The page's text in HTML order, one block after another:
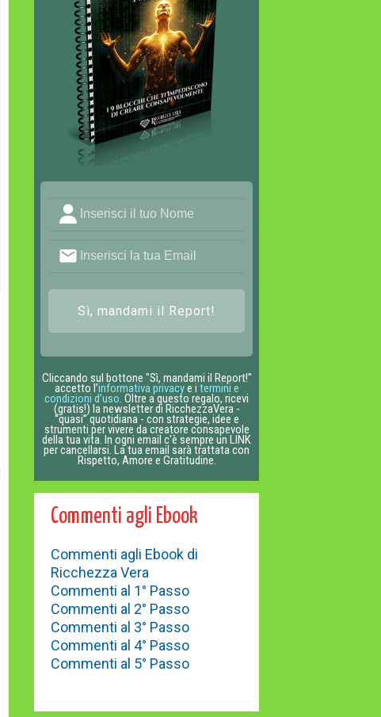
Sì, mandami il Report!
Cliccando sul bottone "Sì, mandami il Report!"
accetto l’informativa privacye i termini e
condizioni d’uso. Oltre a questo regalo, ricevi
(gratis!) la newsletter di RicchezzaVera -
“quasi” quotidiana - con strategie, idee e
strumenti per vivere da creatore consapevole
della tua vita. In ogni email c'è sempre un LINK
per cancellarsi. La tua email sarà trattata con
Rispetto, Amore e Gratitudine.
Commenti agli Ebook
Commenti agli Ebook di
Ricchezza Vera
Commenti al 1° Passo
Commenti al 2° Passo
Commenti al 3° Passo
Commenti al 4° Passo
Commenti al 5° Passo